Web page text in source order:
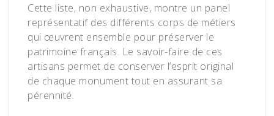
Cette liste, non exhaustive, montre un panel
représentatif des différents corps de métiers
qui œuvrent ensemble pour préserver le
patrimoine français. Le savoir-faire de ces
artisans permet de conserver l’esprit original
de chaque monument tout en assurant sa
pérennité.